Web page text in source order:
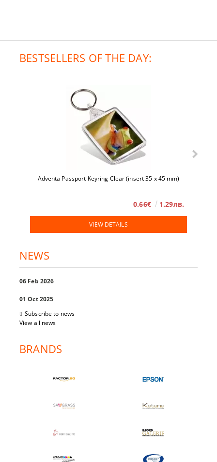
BESTSELLERS OF THE DAY:
Adventa Passport Keyring Clear (insert 35 x 45 mm)
0.66€ 1.29лв.
VIEW DETAILS
NEWS
06 Feb 2026
01 Oct 2025
Subscribe to news
View all news
BRANDS